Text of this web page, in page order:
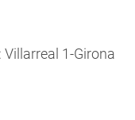
Villarreal 1-Girona